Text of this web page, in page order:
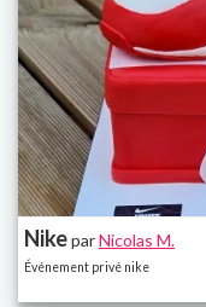
NikeparNicolas M.
Événement privé nike